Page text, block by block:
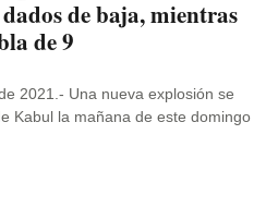
de baja, mientras
de 9
2021.- Una nueva explosión se
Kabul la mañana de este domingo